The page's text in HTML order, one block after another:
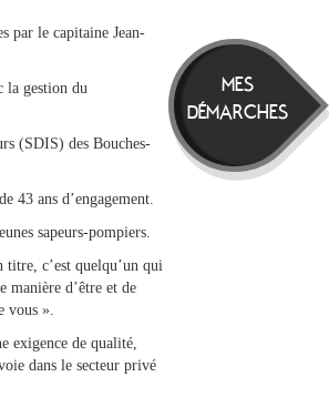
MES
DÉMARCHES
par le capitaine Jean-
la gestion du
(SDIS) des Bouches-
43 ans d’engagement.
sapeurs-pompiers.
c’est quelqu’un qui
manière d’être et de
vous ».
exigence de qualité,
dans le secteur privé